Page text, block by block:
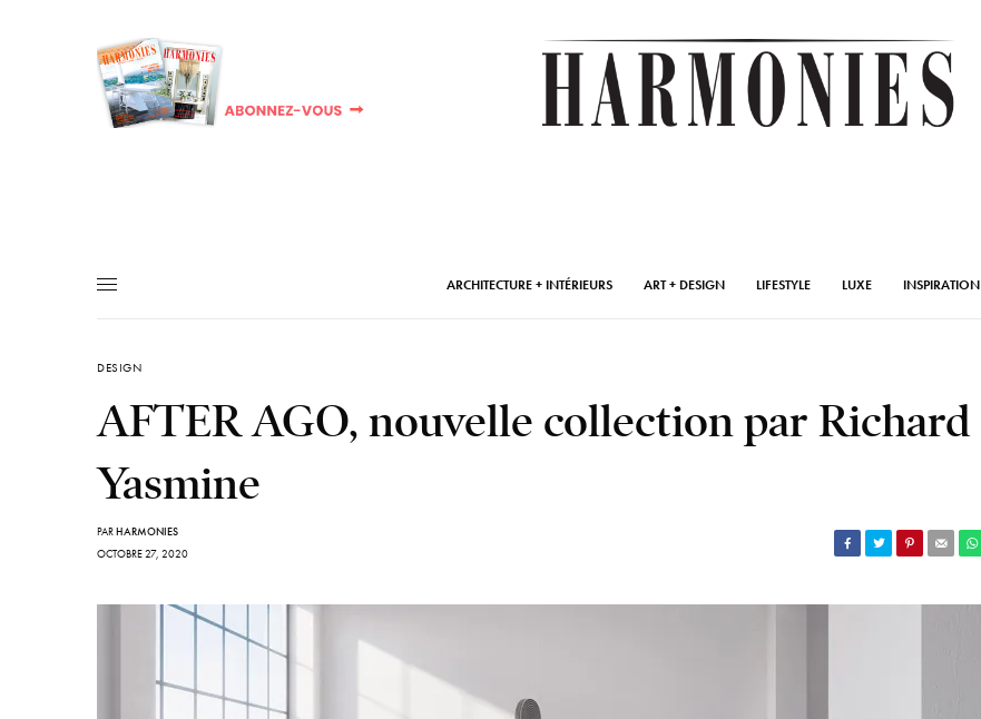
ARCHITECTURE + INTÉRIEURS ART + DESIGN LIFESTYLE LUXE INSPIRATION
DESIGN
AFTER AGO, nouvelle collection par Richard
Yasmine
PARHARMONIES
OCTOBRE 27, 2020